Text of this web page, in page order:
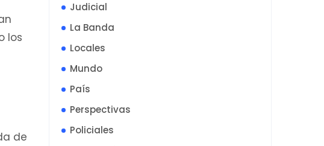
los
de
Judicial
La Banda
Locales
Mundo
País
Perspectivas
Policiales